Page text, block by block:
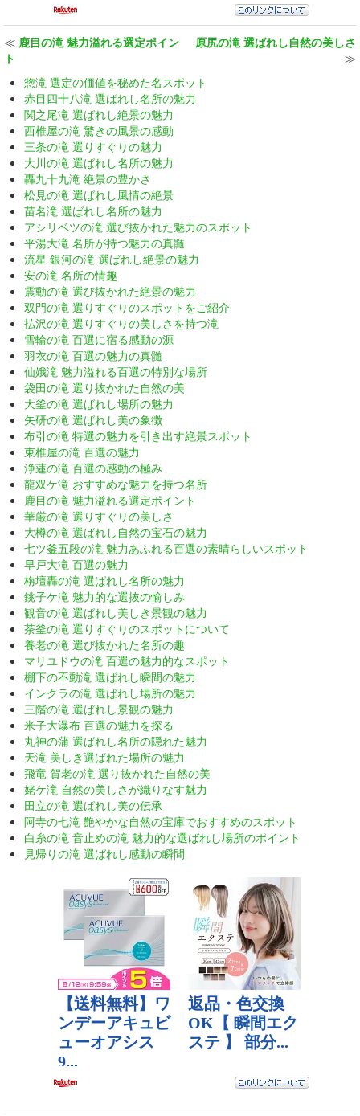
≪ 鹿目の滝 魅力溢れる選定ポイン
ト
原尻の滝 選ばれし自然の美しさ
≫
惣滝 選定の価値を秘めた名スポット
赤目四十八滝 選ばれし名所の魅力
関之尾滝 選ばれし絶景の魅力
西椎屋の滝 驚きの風景の感動
三条の滝 選りすぐりの魅力
大川の滝 選ばれし名所の魅力
轟九十九滝 絶景の豊かさ
松見の滝 選ばれし風情の絶景
苗名滝 選ばれし名所の魅力
アシリベツの滝 選び抜かれた魅力のスポット
平湯大滝 名所が持つ魅力の真髄
流星 銀河の滝 選ばれし絶景の魅力
安の滝 名所の情趣
震動の滝 選び抜かれた絶景の魅力
双門の滝 選りすぐりのスポットをご紹介
払沢の滝 選りすぐりの美しさを持つ滝
雪輪の滝 百選に宿る感動の源
羽衣の滝 百選の魅力の真髄
仙娥滝 魅力溢れる百選の特別な場所
袋田の滝 選り抜かれた自然の美
大釜の滝 選ばれし場所の魅力
矢研の滝 選ばれし美の象徴
布引の滝 特選の魅力を引き出す絶景スポット
東椎屋の滝 百選の魅力
浄蓮の滝 百選の感動の極み
龍双ケ滝 おすすめな魅力を持つ名所
鹿目の滝 魅力溢れる選定ポイント
華厳の滝 選りすぐりの美しさ
大樽の滝 選ばれし自然の宝石の魅力
七ツ釜五段の滝 魅力あふれる百選の素晴らしいスポット
早戸大滝 百選の魅力
栴壇轟の滝 選ばれし名所の魅力
銚子ケ滝 魅力的な選抜の愉しみ
観音の滝 選ばれし美しき景観の魅力
茶釜の滝 選りすぐりのスポットについて
養老の滝 選び抜かれた名所の趣
マリユドウの滝 百選の魅力的なスポット
棚下の不動滝 選ばれし瞬間の魅力
インクラの滝 選ばれし場所の魅力
三階の滝 選ばれし景観の魅力
米子大瀑布 百選の魅力を探る
丸神の蒲 選ばれし名所の隠れた魅力
天滝 美しき選ばれた場所の魅力
飛竜 賀老の滝 選り抜かれた自然の美
姥ケ滝 自然の美しさが織りなす魅力
田立の滝 選ばれし美の伝承
阿寺の七滝 艶やかな自然の宝庫でおすすめのスポット
白糸の滝 音止めの滝 魅力的な選ばれし場所のポイント
見帰りの滝 選ばれし感動の瞬間